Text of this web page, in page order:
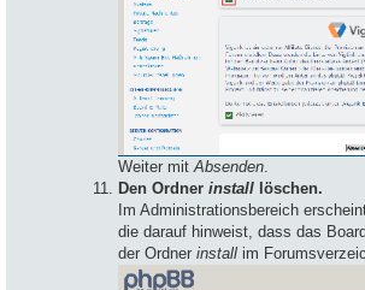
Weiter mit Absenden
Den Ordner install löschen.
Im Administrationsbereich
die darauf hinweist, dass das
der Ordner install im